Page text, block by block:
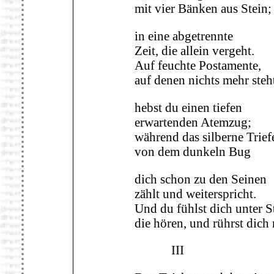
mit vier Bänken aus Stein;
in eine abgetrennte
Zeit, die allein vergeht.
Auf feuchte Postamente,
auf denen nichts mehr
hebst du einen tiefen
erwartenden Atemzug;
während das silberne
von dem dunkeln Bug
dich schon zu den Seinen
zählt und weiterspricht.
Und du fühlst dich unter
die hören, und rührst dich
III